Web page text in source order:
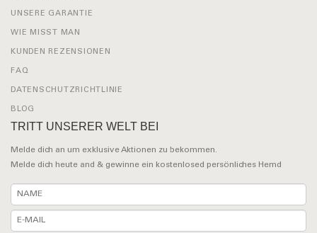
UNSERE GARANTIE
WIE MISST MAN
KUNDEN REZENSIONEN
FAQ
DATENSCHUTZRICHTLINIE
BLOG
TRITT UNSERER WELT BEI
Melde dich an um exklusive Aktionen zu bekommen.
Melde dich heute and & gewinne ein kostenlosed persönliches Hemd